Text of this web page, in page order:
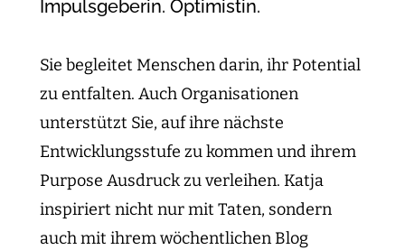
Impulsgeberin. Optimistin.
Sie begleitet Menschen darin, ihr Potential
zu entfalten. Auch Organisationen
unterstützt Sie, auf ihre nächste
Entwicklungsstufe zu kommen und ihrem
Purpose Ausdruck zu verleihen. Katja
inspiriert nicht nur mit Taten, sondern
auch mit ihrem wöchentlichen Blog